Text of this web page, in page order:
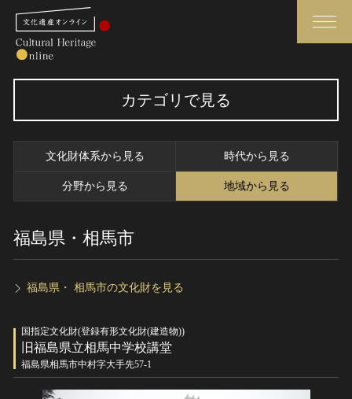
さらに詳細検索
トップ
作品一覧
カテゴリで見る
全国の美術館・博物館
世界遺産
博物館、美術館の皆さまへ
お知らせ一覧
カテゴリで見る
文化財体系から見る 時代から見る
分野から見る 地域から見る
福島県・相馬市
福島県・ 相馬市の文化財を見る
国指定文化財(登録有形文化財(建造物))
旧福島県立相馬中学校講堂
福島県相馬市中村字大手先57-1